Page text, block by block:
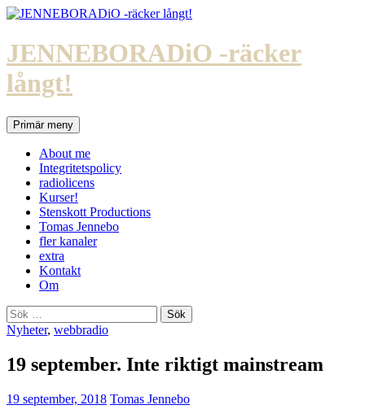
Hoppa
innehåll
JENNEBORADiO -räcker
långt!
SökPrimär meny
About me
Integritetspolicy
radiolicens
Kurser!
Stenskott Productions
Tomas Jennebo
fler kanaler
extra
Kontakt
Om
Sök
efter:
Nyheter, webbradio
19 september. Inte riktigt mainstream
19 september, 2018 Tomas Jennebo